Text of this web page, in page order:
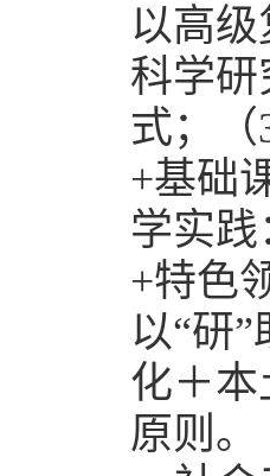
以高
科学
式；
+基础
学实
+特色
以“研
化＋本
原则。